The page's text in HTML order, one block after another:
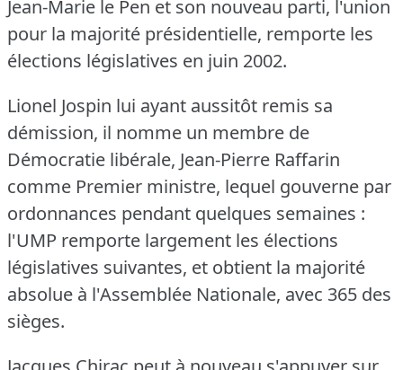
Jean-Marie le Pen et son nouveau parti, l'union
pour la majorité présidentielle, remporte les
élections législatives en juin 2002.
Lionel Jospin lui ayant aussitôt remis sa
démission, il nomme un membre de
Démocratie libérale, Jean-Pierre Raffarin
comme Premier ministre, lequel gouverne par
ordonnances pendant quelques semaines :
l'UMP remporte largement les élections
législatives suivantes, et obtient la majorité
absolue à l'Assemblée Nationale, avec 365 des
sièges.